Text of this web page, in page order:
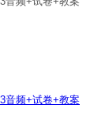
音频+试卷+教案